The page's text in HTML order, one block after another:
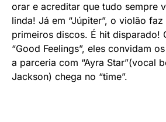
orar e acreditar que tudo sempre
linda! Já em “Júpiter”, o violão
primeiros discos. É hit disparado!
“Good Feelings”, eles convidam
a parceria com “Ayra Star”(vocal
Jackson) chega no “time”.